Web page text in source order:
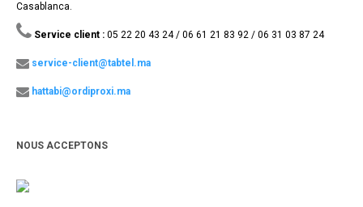
Casablanca.
Service client : 05 22 20 43 24 / 06 61 21 83 92 / 06 31 03 87 24
service-client@tabtel.ma
hattabi@ordiproxi.ma
NOUS ACCEPTONS